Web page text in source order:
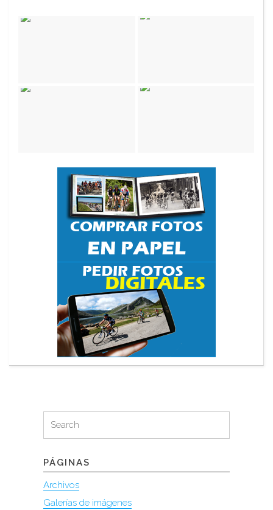
for:
Search
PÁGINAS
Archivos
Galerías de imágenes